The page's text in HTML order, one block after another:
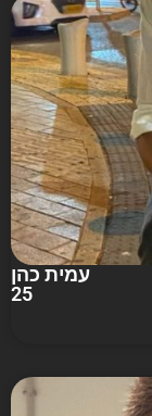
עמית כהן
25